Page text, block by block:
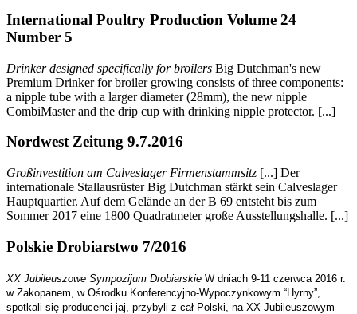
International Poultry Production Volume 24
Number 5
Drinker designed specifically for broilers Big Dutchman's new
Premium Drinker for broiler growing consists of three components:
a nipple tube with a larger diameter (28mm), the new nipple
CombiMaster and the drip cup with drinking nipple protector. [...]
Nordwest Zeitung 9.7.2016
Großinvestition am Calveslager Firmenstammsitz [...] Der
internationale Stallausrüster Big Dutchman stärkt sein Calveslager
Hauptquartier. Auf dem Gelände an der B 69 entsteht bis zum
Sommer 2017 eine 1800 Quadratmeter große Ausstellungshalle. [...]
Polskie Drobiarstwo 7/2016
XX Jubileuszowe Sympozijum Drobiarskie W dniach 9-11 czerwca 2016 r.
w Zakopanem, w Ośrodku Konferencyjno-Wypoczynkowym “Hyrny”,
spotkali się producenci jaj, przybyli z cał Polski, na XX Jubileuszowym